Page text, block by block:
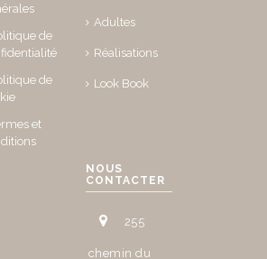
de
de
et
Adultes
Réalisations
Look Book
NOUS
CONTACTER
255
chemin du